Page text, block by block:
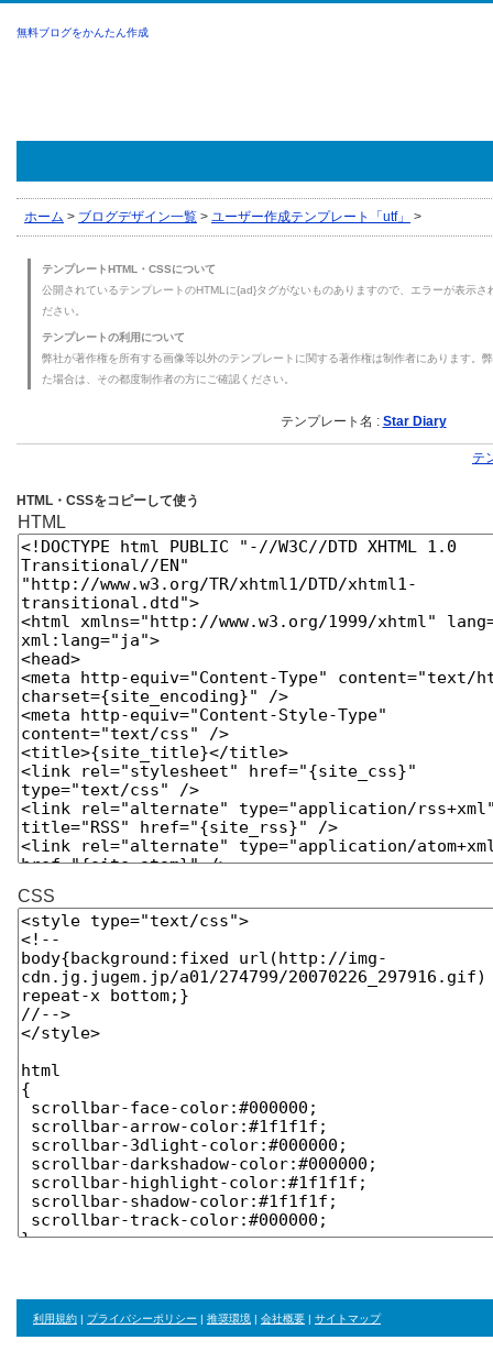
無料ブログをかんたん作成
ホーム > ブログデザイン一覧 > ユーザー作成テンプレート「utf」 >
テンプレートHTML・CSSについて
公開されているテンプレートのHTMLに{ad}タグがないものありますので、エラーが表示
ださい。
テンプレートの利用について
弊社が著作権を所有する画像等以外のテンプレートに関する著作権は制作者にあります。
た場合は、その都度制作者の方にご確認ください。
テンプレート名 : Star Diary
テ
HTML・CSSをコピーして使う
HTML
CSS
利用規約 | プライバシーポリシー | 推奨環境 | 会社概要 | サイトマップ